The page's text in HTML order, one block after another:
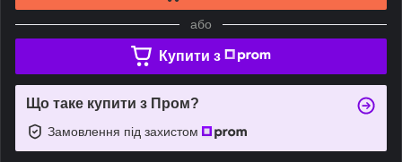
або
Купити з
Що таке купити з Пром?
Замовлення під захистом